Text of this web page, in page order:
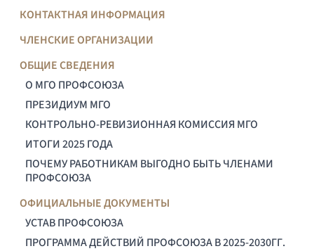
КОНТАКТНАЯ ИНФОРМАЦИЯ
ЧЛЕНСКИЕ ОРГАНИЗАЦИИ
ОБЩИЕ СВЕДЕНИЯ
О МГО ПРОФСОЮЗА
ПРЕЗИДИУМ МГО
КОНТРОЛЬНО-РЕВИЗИОННАЯ КОМИССИЯ МГО
ИТОГИ 2025 ГОДА
ПОЧЕМУ РАБОТНИКАМ ВЫГОДНО БЫТЬ ЧЛЕНАМИ
ПРОФСОЮЗА
ОФИЦИАЛЬНЫЕ ДОКУМЕНТЫ
УСТАВ ПРОФСОЮЗА
ПРОГРАММА ДЕЙСТВИЙ ПРОФСОЮЗА В 2025-2030ГГ.